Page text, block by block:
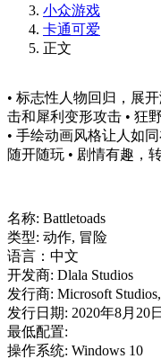
小众游戏
卡通可爱
正文
• 标志性人物回归，展
击和犀利变形攻击 • 狂
• 手绘动画风格让人如
随开随玩 • 剧情有趣，
名称: Battletoads
类型: 动作, 冒险
语言：中文
开发商: Dlala Studios
发行商: Microsoft
发行日期: 2020年8月20日
最低配置:
操作系统: Windows 10